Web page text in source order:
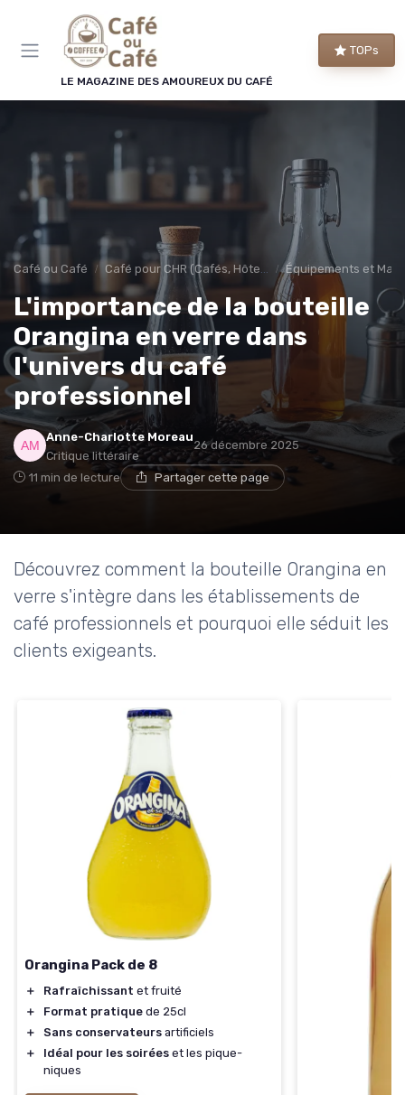
LE MAGAZINE DES AMOUREUX DU CAFÉ
TOPs
Café ou Café Café pour CHR (Cafés, Hôtels, Restaurants) Équipements et
L'importance de la bouteille
Orangina en verre dans
l'univers du café
professionnel
Anne-Charlotte Moreau
Critique littéraire
26 décembre 2025
11 min de lecture Partager cette page
Découvrez comment la bouteille Orangina en
verre s'intègre dans les établissements de
café professionnels et pourquoi elle séduit les
clients exigeants.
Orangina Pack de 8
＋ Rafraîchissant et fruité
＋
Format pratique de 25cl
＋
Sans conservateurs artificiels
＋
Idéal pour les soirées et les pique-
niques
Panneau de gestion des cookies